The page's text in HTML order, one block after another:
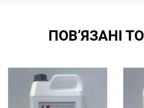
ПОВ’ЯЗАНІ